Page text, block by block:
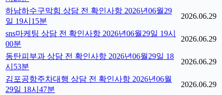
하남하수구막힘 상담 전 확인사항 2026년06월29
일 19시15분
2026.06.29
sns마케팅 상담 전 확인사항 2026년06월29일 19시
00분
2026.06.29
동탄피부과 상담 전 확인사항 2026년06월29일 18
시53분
2026.06.29
김포공항주차대행 상담 전 확인사항 2026년06월
29일 18시47분
2026.06.29